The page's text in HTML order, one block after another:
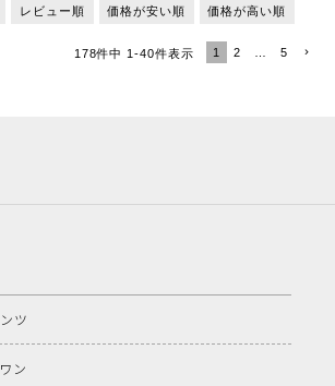
レビュー順 価格が安い順 価格が高い順
178件中 1-40件表示 1 2 … 5
ツ
ン